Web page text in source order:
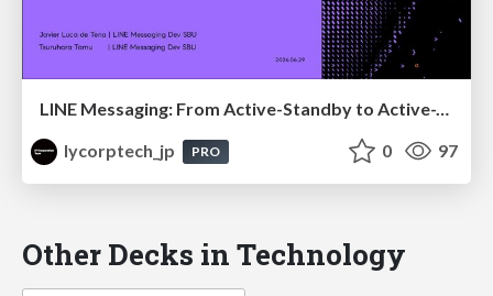
LINE Messaging: From Active-Standby to Active-Active Multi-DC Architecture
lycorptech_jp
PRO 0 97
Other Decks in Technology